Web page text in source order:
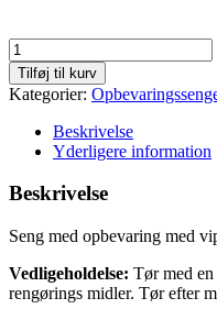
Siesta
opbevaringsseng
og
madras
160x200
Tilføj til kurv
Kategorier:
Beskrivelse
Yderligere information
Beskrivelse
Seng med opbevaring med
Vedligeholdelse: Tør med
rengørings midler. Tør efter